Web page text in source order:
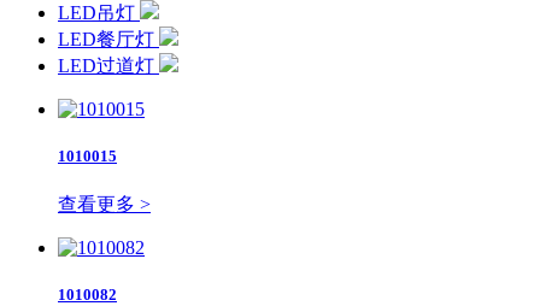
LED吊灯
LED餐厅灯
LED过道灯
1010015
查看更多 >
1010082